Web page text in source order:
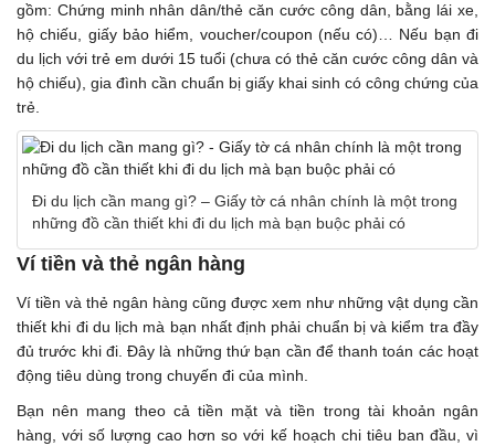
gồm: Chứng minh nhân dân/thẻ căn cước công dân, bằng lái xe,
hộ chiếu, giấy bảo hiểm, voucher/coupon (nếu có)… Nếu bạn đi
du lịch với trẻ em dưới 15 tuổi (chưa có thẻ căn cước công dân và
hộ chiếu), gia đình cần chuẩn bị giấy khai sinh có công chứng của
trẻ.
Đi du lịch cần mang gì? – Giấy tờ cá nhân chính là một trong
những đồ cần thiết khi đi du lịch mà bạn buộc phải có
Ví tiền và thẻ ngân hàng
Ví tiền và thẻ ngân hàng cũng được xem như những vật dụng cần
thiết khi đi du lịch mà bạn nhất định phải chuẩn bị và kiểm tra đầy
đủ trước khi đi. Đây là những thứ bạn cần để thanh toán các hoạt
động tiêu dùng trong chuyến đi của mình.
Bạn nên mang theo cả tiền mặt và tiền trong tài khoản ngân
hàng, với số lượng cao hơn so với kế hoạch chi tiêu ban đầu, vì